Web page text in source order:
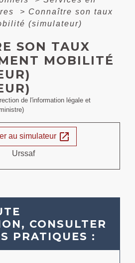
> Connaître son taux
(simulateur)
SON TAUX
MOBILITÉ
de l'information légale et
au simulateur open_in_new
Urssaf
CONSULTER
PRATIQUES :